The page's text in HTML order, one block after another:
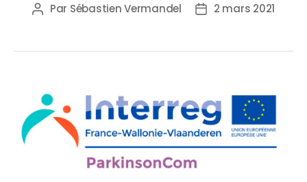
Par Sébastien Vermandel 2 mars 2021